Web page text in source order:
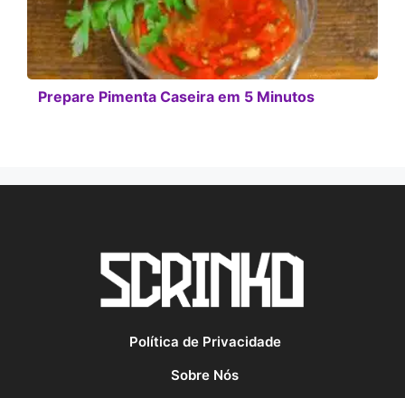
Prepare Pimenta Caseira em 5 Minutos
Política de Privacidade
Sobre Nós